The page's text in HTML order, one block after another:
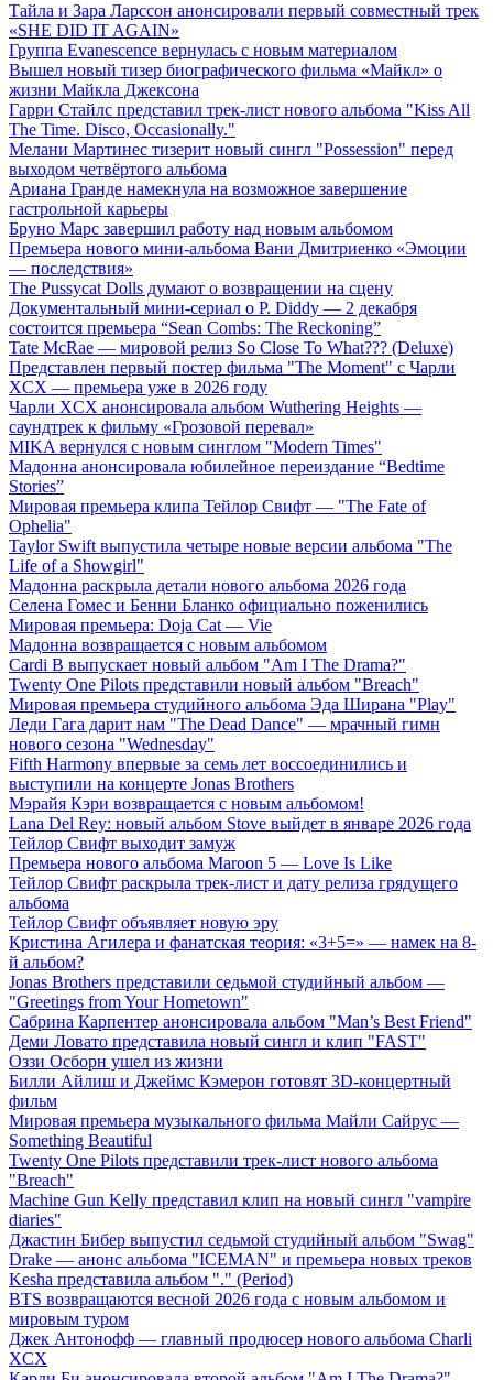
Тайла и Зара Ларссон анонсировали первый совместный трек
«SHE DID IT AGAIN»
Группа Evanescence вернулась с новым материалом
Вышел новый тизер биографического фильма «Майкл» о
жизни Майкла Джексона
Гарри Стайлс представил трек-лист нового альбома "Kiss All
The Time. Disco, Occasionally."
Мелани Мартинес тизерит новый сингл "Possession" перед
выходом четвёртого альбома
Ариана Гранде намекнула на возможное завершение
гастрольной карьеры
Бруно Марс завершил работу над новым альбомом
Премьера нового мини-альбома Вани Дмитриенко «Эмоции
— последствия»
The Pussycat Dolls думают о возвращении на сцену
Документальный мини-сериал о P. Diddy — 2 декабря
состоится премьера “Sean Combs: The Reckoning”
Tate McRae — мировой релиз So Close To What??? (Deluxe)
Представлен первый постер фильма "The Moment" с Чарли
XCX — премьера уже в 2026 году
Чарли XCX анонсировала альбом Wuthering Heights —
саундтрек к фильму «Грозовой перевал»
MIKA вернулся с новым синглом "Modern Times"
Мадонна анонсировала юбилейное переиздание “Bedtime
Stories”
Мировая премьера клипа Тейлор Свифт — "The Fate of
Ophelia"
Taylor Swift выпустила четыре новые версии альбома "The
Life of a Showgirl"
Мадонна раскрыла детали нового альбома 2026 года
Селена Гомес и Бенни Бланко официально поженились
Мировая премьера: Doja Cat — Vie
Мадонна возвращается с новым альбомом
Cardi B выпускает новый альбом "Am I The Drama?"
Twenty One Pilots представили новый альбом "Breach"
Мировая премьера студийного альбома Эда Ширана "Play"
Леди Гага дарит нам "The Dead Dance" — мрачный гимн
нового сезона "Wednesday"
Fifth Harmony впервые за семь лет воссоединились и
выступили на концерте Jonas Brothers
Мэрайя Кэри возвращается с новым альбомом!
Lana Del Rey: новый альбом Stove выйдет в январе 2026 года
Тейлор Свифт выходит замуж
Премьера нового альбома Maroon 5 — Love Is Like
Тейлор Свифт раскрыла трек-лист и дату релиза грядущего
альбома
Тейлор Свифт объявляет новую эру
Кристина Агилера и фанатская теория: «3+5=» — намек на 8-
й альбом?
Jonas Brothers представили седьмой студийный альбом —
"Greetings from Your Hometown"
Сабрина Карпентер анонсировала альбом "Man’s Best Friend"
Деми Ловато представила новый сингл и клип "FAST"
Оззи Осборн ушел из жизни
Билли Айлиш и Джеймс Кэмерон готовят 3D-концертный
фильм
Мировая премьера музыкального фильма Майли Сайрус —
Something Beautiful
Twenty One Pilots представили трек-лист нового альбома
"Breach"
Machine Gun Kelly представил клип на новый сингл "vampire
diaries"
Джастин Бибер выпустил седьмой студийный альбом "Swag"
Drake — анонс альбома "ICEMAN" и премьера новых треков
Kesha представила альбом "." (Period)
BTS возвращаются весной 2026 года с новым альбомом и
мировым туром
Джек Антонофф — главный продюсер нового альбома Charli
XCX